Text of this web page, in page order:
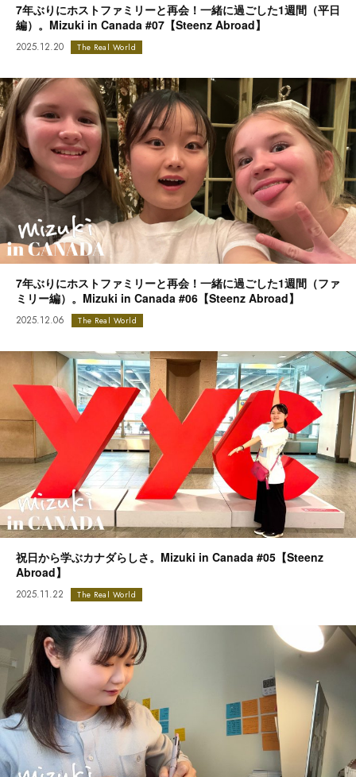
7年ぶりにホストファミリーと再会！一緒に過ごした1週間（平日
編）。Mizuki in Canada #07【Steenz Abroad】
2025.12.20 The Real World
7年ぶりにホストファミリーと再会！一緒に過ごした1週間（ファ
ミリー編）。Mizuki in Canada #06【Steenz Abroad】
2025.12.06 The Real World
祝日から学ぶカナダらしさ。Mizuki in Canada #05【Steenz
Abroad】
2025.11.22 The Real World